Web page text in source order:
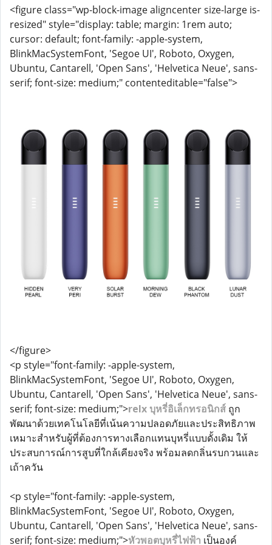
<figure class="wp-block-image aligncenter size-large is-
resized" style="display: table; margin: 1rem auto;
cursor: default; font-family: -apple-system,
BlinkMacSystemFont, 'Segoe UI', Roboto, Oxygen,
Ubuntu, Cantarell, 'Open Sans', 'Helvetica Neue', sans-
serif; font-size: medium;" contenteditable="false">
</figure>
<p style="font-family: -apple-system,
BlinkMacSystemFont, 'Segoe UI', Roboto, Oxygen,
Ubuntu, Cantarell, 'Open Sans', 'Helvetica Neue', sans-
serif; font-size: medium;">relx บุหรี่อิเล็กทรอนิกส์ ถูก
พัฒนาด้วยเทคโนโลยีที่เน้นความปลอดภัยและประสิทธิภาพ
เหมาะสำหรับผู้ที่ต้องการทางเลือกแทนบุหรี่แบบดั้งเดิม ให้
ประสบการณ์การสูบที่ใกล้เคียงจริง พร้อมลดกลิ่นรบกวนและ
เถ้าควัน
<p style="font-family: -apple-system,
BlinkMacSystemFont, 'Segoe UI', Roboto, Oxygen,
Ubuntu, Cantarell, 'Open Sans', 'Helvetica Neue', sans-
serif; font-size: medium;">หัวพอตบุหรี่ไฟฟ้า เป็นองค์